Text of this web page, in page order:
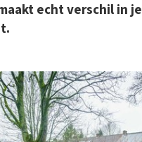
echt verschil in je